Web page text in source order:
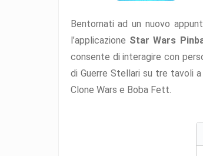
Bentornati ad un nuovo
l’applicazione Star Wars
consente di interagire con
di Guerre Stellari su tre tavoli
Clone Wars e Boba Fett.